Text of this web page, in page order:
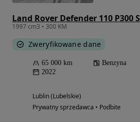
Land Rover Defender 110 P300 S
1997 cm3 • 300 KM
Zweryfikowane dane
65 000 km Benzyna
2022
Lublin (Lubelskie)
Prywatny sprzedawca • Podbite